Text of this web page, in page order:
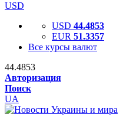
USD
USD 44.4853
EUR 51.3357
Все курсы валют
44.4853
Авторизация
Поиск
UA